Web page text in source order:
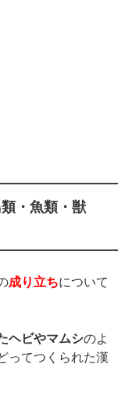
・魚類・獣
成り立ちについて
ヘビやマムシのよ
ってつくられた漢